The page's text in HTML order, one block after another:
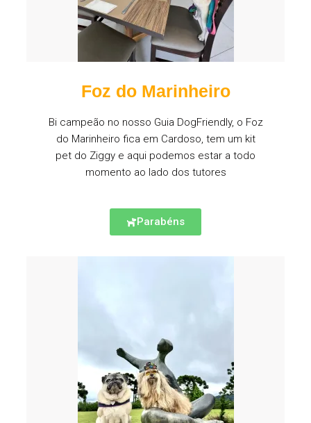
Foz do Marinheiro
Bi campeão no nosso Guia DogFriendly, o Foz
do Marinheiro fica em Cardoso, tem um kit
pet do Ziggy e aqui podemos estar a todo
momento ao lado dos tutores
Parabéns